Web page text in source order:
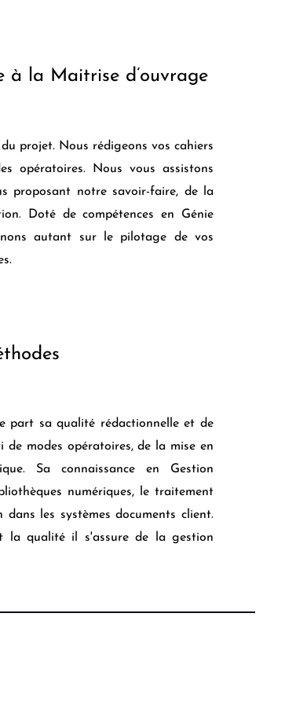
à la Maitrise d’ouvrage
projet. Nous rédigeons vos cahiers
opératoires. Nous vous assistons
proposant notre savoir-faire, de la
Doté de compétences en Génie
autant sur le pilotage de vos
part sa qualité rédactionnelle et de
modes opératoires, de la mise en
Sa connaissance en Gestion
numériques, le traitement
les systèmes documents client.
la qualité il s'assure de la gestion